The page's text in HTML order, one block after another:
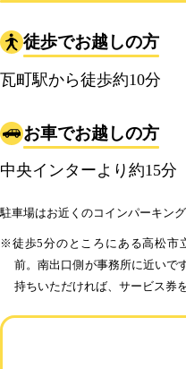
徒歩でお越しの方
瓦町駅から徒歩約10分
お車でお越しの方
中央インターより約15分
駐車場はお近くのコインパーキン
※徒歩5分のところにある高松市
前。南出口側が事務所に近いで
持ちいただければ、サービス券